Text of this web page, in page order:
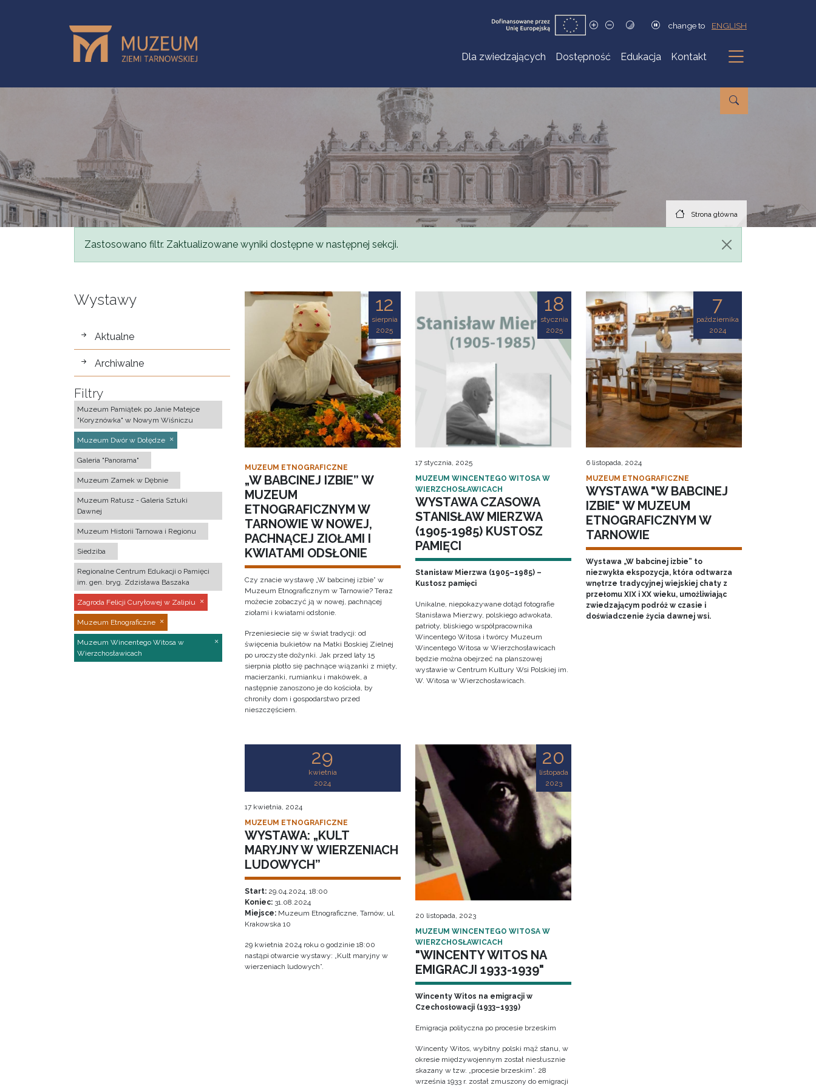
change to ENGLISH
Dla zwiedzających Dostępność Edukacja Kontakt
Podmenu
Strona główna
Komunikat
Zastosowano filtr. Zaktualizowane wyniki dostępne w następnej sekcji.
Wystawy
wystawy
Aktualne
Archiwalne
Filtry
Muzeum Pamiątek po Janie Matejce
"Koryznówka" w Nowym Wiśniczu
Muzeum Dwór w Dołędze
Galeria "Panorama"
Muzeum Zamek w Dębnie
Muzeum Ratusz - Galeria Sztuki
Dawnej
Muzeum Historii Tarnowa i Regionu
Siedziba
Regionalne Centrum Edukacji o Pamięci
im. gen. bryg. Zdzisława Baszaka
Zagroda Felicji Curyłowej w Zalipiu
Muzeum Etnograficzne
Muzeum Wincentego Witosa w
Wierzchosławicach
12
sierpnia
2025
MUZEUM ETNOGRAFICZNE
„W BABCINEJ IZBIE” W
MUZEUM
ETNOGRAFICZNYM W
TARNOWIE W NOWEJ,
PACHNĄCEJ ZIOŁAMI I
KWIATAMI ODSŁONIE
Czy znacie wystawę „W babcinej izbie” w
Muzeum Etnograficznym w Tarnowie? Teraz
możecie zobaczyć ją w nowej, pachnącej
ziołami i kwiatami odsłonie.
Przeniesiecie się w świat tradycji: od
święcenia bukietów na Matki Boskiej Zielnej
po uroczyste dożynki. Jak przed laty 15
sierpnia plotło się pachnące wiązanki z mięty,
macierzanki, rumianku i makówek, a
następnie zanoszono je do kościoła, by
chroniły dom i gospodarstwo przed
nieszczęściem.
18
stycznia
2025
17 stycznia, 2025
MUZEUM WINCENTEGO WITOSA W
WIERZCHOSŁAWICACH
WYSTAWA CZASOWA
STANISŁAW MIERZWA
(1905-1985) KUSTOSZ
PAMIĘCI
Stanisław Mierzwa (1905–1985) –
Kustosz pamięci
Unikalne, niepokazywane dotąd fotografie
Stanisława Mierzwy, polskiego adwokata,
patrioty, bliskiego współpracownika
Wincentego Witosa i twórcy Muzeum
Wincentego Witosa w Wierzchosławicach
będzie można obejrzeć na planszowej
wystawie w Centrum Kultury Wsi Polskiej im.
W. Witosa w Wierzchosławicach.
7
października
2024
6 listopada, 2024
MUZEUM ETNOGRAFICZNE
WYSTAWA "W BABCINEJ
IZBIE" W MUZEUM
ETNOGRAFICZNYM W
TARNOWIE
Wystawa „W babcinej izbie” to
niezwykła ekspozycja, która odtwarza
wnętrze tradycyjnej wiejskiej chaty z
przełomu XIX i XX wieku, umożliwiając
zwiedzającym podróż w czasie i
doświadczenie życia dawnej wsi.
29
kwietnia
2024
17 kwietnia, 2024
MUZEUM ETNOGRAFICZNE
WYSTAWA: „KULT
MARYJNY W WIERZENIACH
LUDOWYCH”
Start: 29.04.2024, 18:00
Koniec: 31.08.2024
Miejsce: Muzeum Etnograficzne, Tarnów, ul.
Krakowska 10
29 kwietnia 2024 roku o godzinie 18:00
nastąpi otwarcie wystawy: „Kult maryjny w
wierzeniach ludowych”.
20
listopada
2023
20 listopada, 2023
MUZEUM WINCENTEGO WITOSA W
WIERZCHOSŁAWICACH
"WINCENTY WITOS NA
EMIGRACJI 1933-1939"
Wincenty Witos na emigracji w
Czechosłowacji (1933–1939)
Emigracja polityczna po procesie brzeskim
Wincenty Witos, wybitny polski mąż stanu, w
okresie międzywojennym został niesłusznie
skazany w tzw. „procesie brzeskim”. 28
września 1933 r. został zmuszony do emigracji